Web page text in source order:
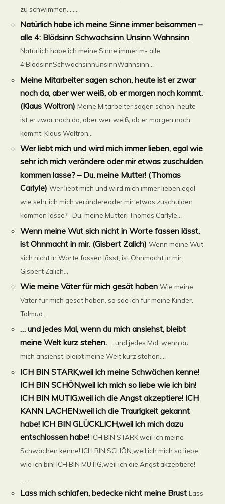
zu schwimmen. ......
Natürlich habe ich meine Sinne immer beisammen –
alle 4: Blödsinn Schwachsinn Unsinn Wahnsinn
Natürlich habe ich meine Sinne immer m- alle
4:BlödsinnSchwachsinnUnsinnWahnsinn...
Meine Mitarbeiter sagen schon, heute ist er zwar
noch da, aber wer weiß, ob er morgen noch kommt.
(Klaus Woltron) Meine Mitarbeiter sagen schon, heute
ist er zwar noch da, aber wer weiß, ob er morgen noch
kommt. Klaus Woltron...
Wer liebt mich und wird mich immer lieben, egal wie
sehr ich mich verändere oder mir etwas zuschulden
kommen lasse? – Du, meine Mutter! (Thomas
Carlyle) Wer liebt mich und wird mich immer lieben,egal
wie sehr ich mich verändereoder mir etwas zuschulden
kommen lasse? –Du, meine Mutter! Thomas Carlyle...
Wenn meine Wut sich nicht in Worte fassen lässt,
ist Ohnmacht in mir. (Gisbert Zalich) Wenn meine Wut
sich nicht in Worte fassen lässt, ist Ohnmacht in mir.
Gisbert Zalich...
Wie meine Väter für mich gesät haben Wie meine
Väter für mich gesät haben, so säe ich für meine Kinder.
Talmud...
… und jedes Mal, wenn du mich ansiehst, bleibt
meine Welt kurz stehen. … und jedes Mal, wenn du
mich ansiehst, bleibt meine Welt kurz stehen....
ICH BIN STARK,weil ich meine Schwächen kenne!
ICH BIN SCHÖN,weil ich mich so liebe wie ich bin!
ICH BIN MUTIG,weil ich die Angst akzeptiere! ICH
KANN LACHEN,weil ich die Traurigkeit gekannt
habe! ICH BIN GLÜCKLICH,weil ich mich dazu
entschlossen habe! ICH BIN STARK,weil ich meine
Schwächen kenne! ICH BIN SCHÖN,weil ich mich so liebe
wie ich bin! ICH BIN MUTIG,weil ich die Angst akzeptiere!
Lass mich schlafen, bedecke nicht meine Brust Lass